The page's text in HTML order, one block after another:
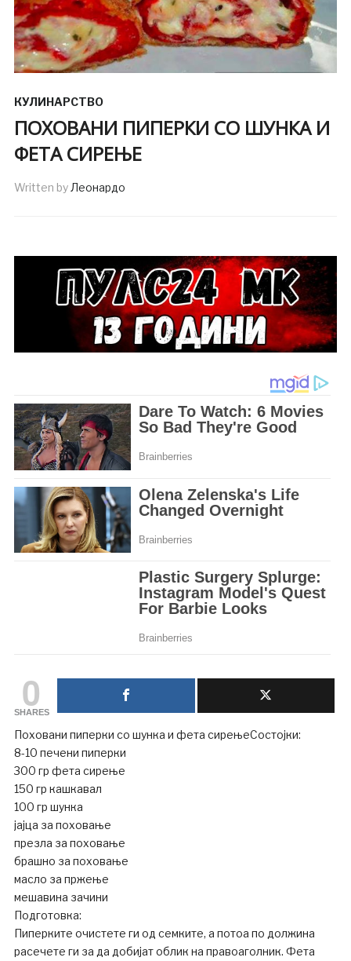
КУЛИНАРСТВО
ПОХОВАНИ ПИПЕРКИ СО ШУНКА И
ФЕТА СИРЕЊЕ
Written byЛеонардо
0
SHARES
Поховани пиперки со шунка и фета сирењеСостојки:
8-10 печени пиперки
300 гр фета сирење
150 гр кашкавал
100 гр шунка
јајца за поховање
презла за поховање
брашно за поховање
масло за пржење
мешавина зачини
Подготовка:
Пиперките очистете ги од семките, а потоа по должина
расечете ги за да добијат облик на правоаголник. Фета